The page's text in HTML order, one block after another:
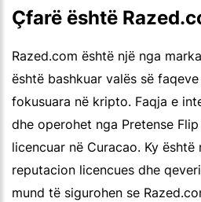
Çfarë është
Razed.com është një nga
është bashkuar valës së
fokusuara në kripto. Faqja e
dhe operohet nga Pretense
licencuar në Curacao. Ky është
reputacion licencues dhe
mund të sigurohen se